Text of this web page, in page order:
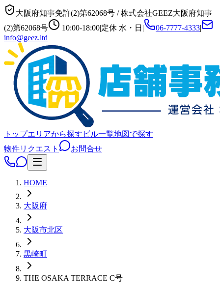
大阪府知事免許(2)第62068号 /株式会社GEEZ大阪府知事
(2)第62068号
10:00-18:00|定休 水・日 | 06-7777-4333|
info@geez.ltd
トップエリアから探す ビル一覧地図で探す
物件リクエスト
お問合せ
HOME
大阪府
大阪市北区
黒崎町
THE OSAKA TERRACE C号